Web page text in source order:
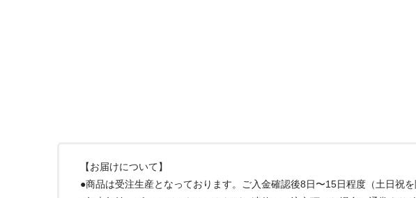
【お届けについて】
●商品は受注生産となっております。ご入金確認後8日〜15日程度（土日祝を